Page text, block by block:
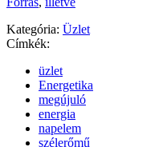
Kategória: Üzlet
Címkék:
üzlet
Energetika
megújuló
energia
napelem
szélerőmű